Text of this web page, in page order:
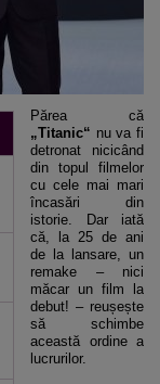
Părea că
„Titanic“ nu va fi
detronat nicicând
din topul filmelor
cu cele mai mari
încasări din
istorie. Dar iată
că, la 25 de ani
de la lansare, un
remake – nici
măcar un film la
debut! – reușește
să schimbe
această ordine a
lucrurilor.